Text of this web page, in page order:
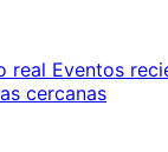
real Eventos
cercanas